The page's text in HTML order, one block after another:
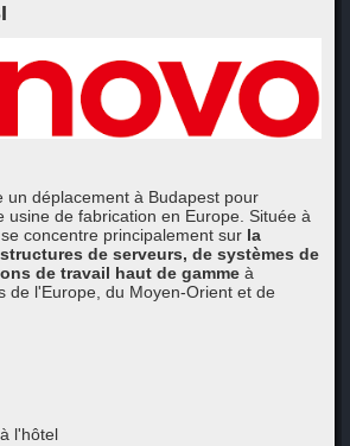
un déplacement à Budapest pour
usine de fabrication en Europe. Située à
concentre principalement sur la
de serveurs, de systèmes de
de travail haut de gammeà
de l'Europe, du Moyen-Orient et de
l'hôtel